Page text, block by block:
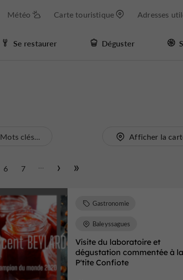
Météo Carte touristique Adresses
Se restaurer Déguster
Mots clés... Afficher la
6 7 ...
Visite du laboratoire et
dégustation commentée à la
P'tite Confiote
Gastronomie
Baleyssagues